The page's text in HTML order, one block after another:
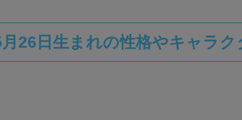
26日生まれの性格やキャラク